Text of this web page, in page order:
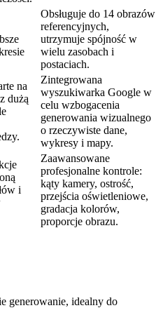
Obsługuje do 14 obrazów
referencyjnych,
utrzymuje spójność w
wielu zasobach i
postaciach.
na
dużą
Zintegrowana
wyszukiwarka Google w
celu wzbogacenia
generowania wizualnego
o rzeczywiste dane,
wykresy i mapy.
i
Zaawansowane
profesjonalne kontrole:
kąty kamery, ostrość,
przejścia oświetleniowe,
gradacja kolorów,
proporcje obrazu.
generowanie, idealny do